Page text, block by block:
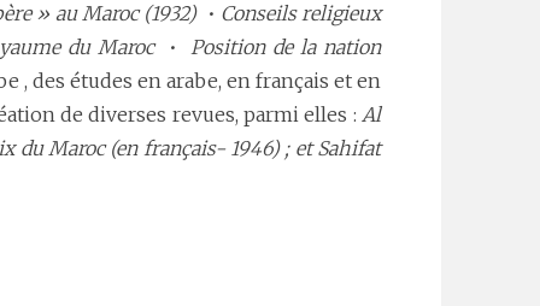
» au Maroc (1932) • Conseils religieux
du Maroc • Position de la nation
, des études en arabe, en français et en
de diverses revues, parmi elles : Al
du Maroc (en français- 1946) ; et Sahifat